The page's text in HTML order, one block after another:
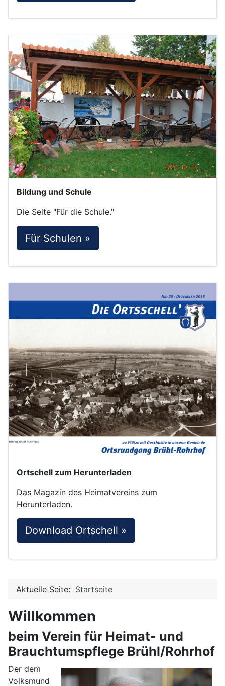
Bildung und Schule
Die Seite "Für die Schule."
Für Schulen »
Ortschell zum Herunterladen
Das Magazin des Heimatvereins zum
Herunterladen.
Download Ortschell »
Aktuelle Seite: Startseite
Willkommen
beim Verein für Heimat- und
Brauchtumspflege Brühl/Rohrhof
Der dem
Volksmund